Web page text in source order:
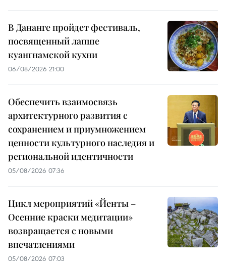
В Дананге пройдет фестиваль,
посвященный лапше
куангнамской кухни
06/08/2026 21:00
Обеспечить взаимосвязь
архитектурного развития с
сохранением и приумножением
ценности культурного наследия и
региональной идентичности
05/08/2026 07:36
Цикл мероприятий «Йенты –
Осенние краски медитации»
возвращается с новыми
впечатлениями
05/08/2026 07:03